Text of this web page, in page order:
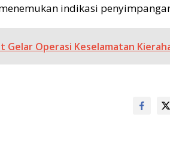
indikasi
Gelar Operasi Keselamatan